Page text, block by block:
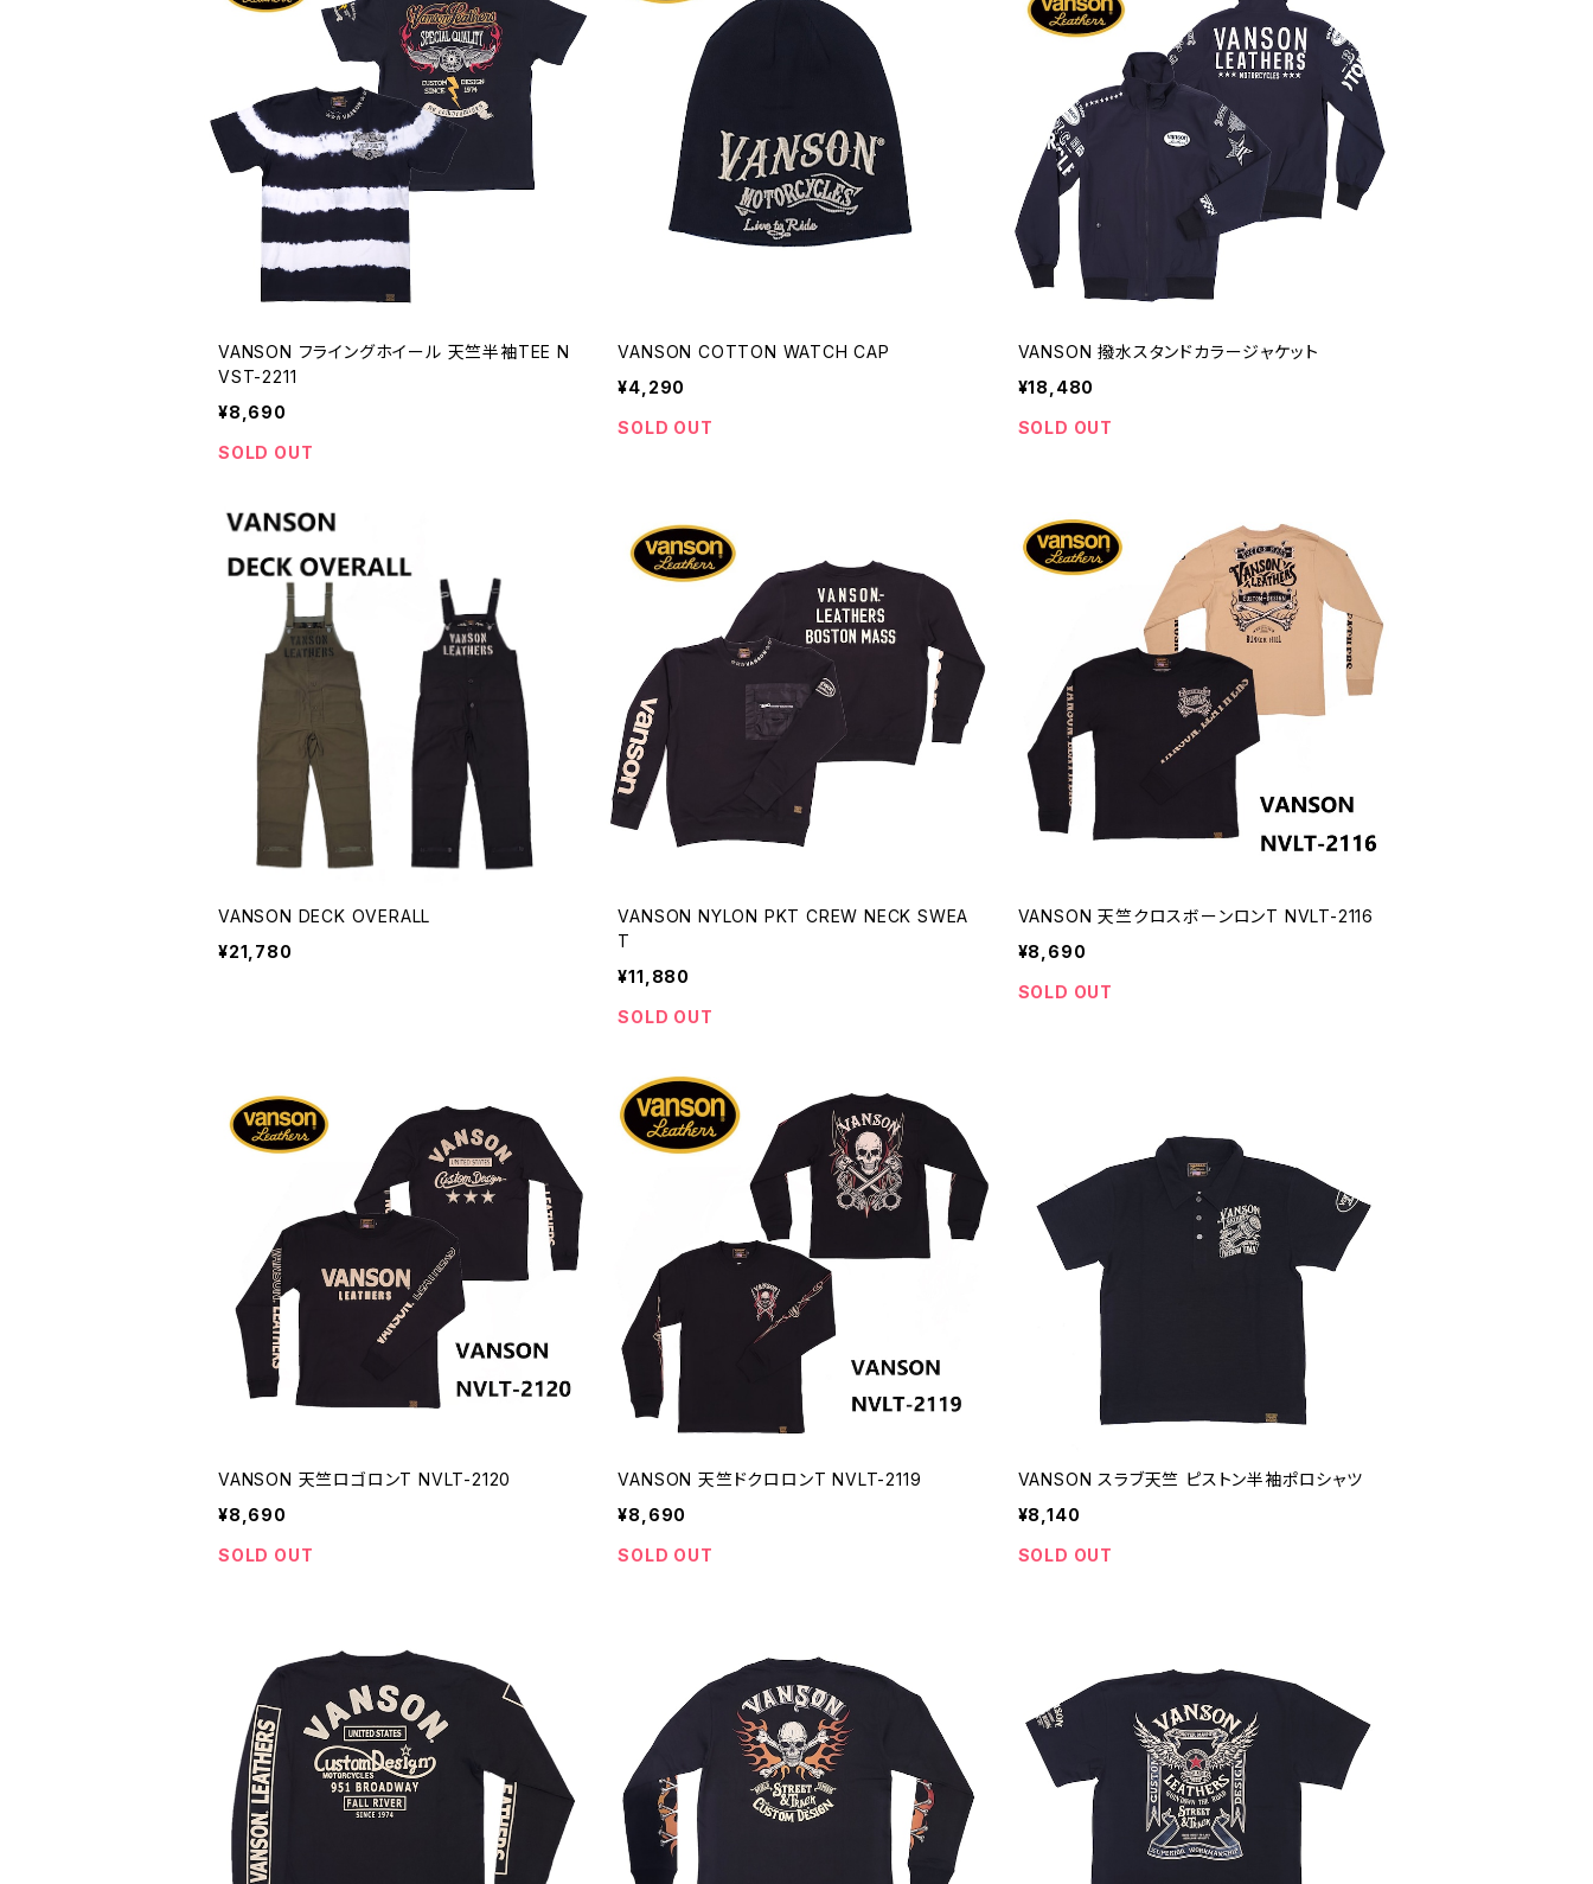
VANSON フライングホイール 天竺半袖TEE N
VST-2211
¥8,690
SOLD OUT
VANSON COTTON WATCH CAP
¥4,290
SOLD OUT
VANSON 撥水スタンドカラージャケット
¥18,480
SOLD OUT
VANSON DECK OVERALL
¥21,780
VANSON NYLON PKT CREW NECK SWEA
T
¥11,880
SOLD OUT
VANSON 天竺クロスボーンロンT NVLT-2116
¥8,690
SOLD OUT
VANSON 天竺ロゴロンT NVLT-2120
¥8,690
SOLD OUT
VANSON 天竺ドクロロンT NVLT-2119
¥8,690
SOLD OUT
VANSON スラブ天竺 ピストン半袖ポロシャツ
¥8,140
SOLD OUT